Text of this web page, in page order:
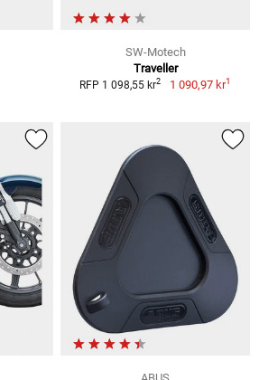
SW-Motech
Traveller
RFP 1 098,55 kr2 1 090,97 kr1